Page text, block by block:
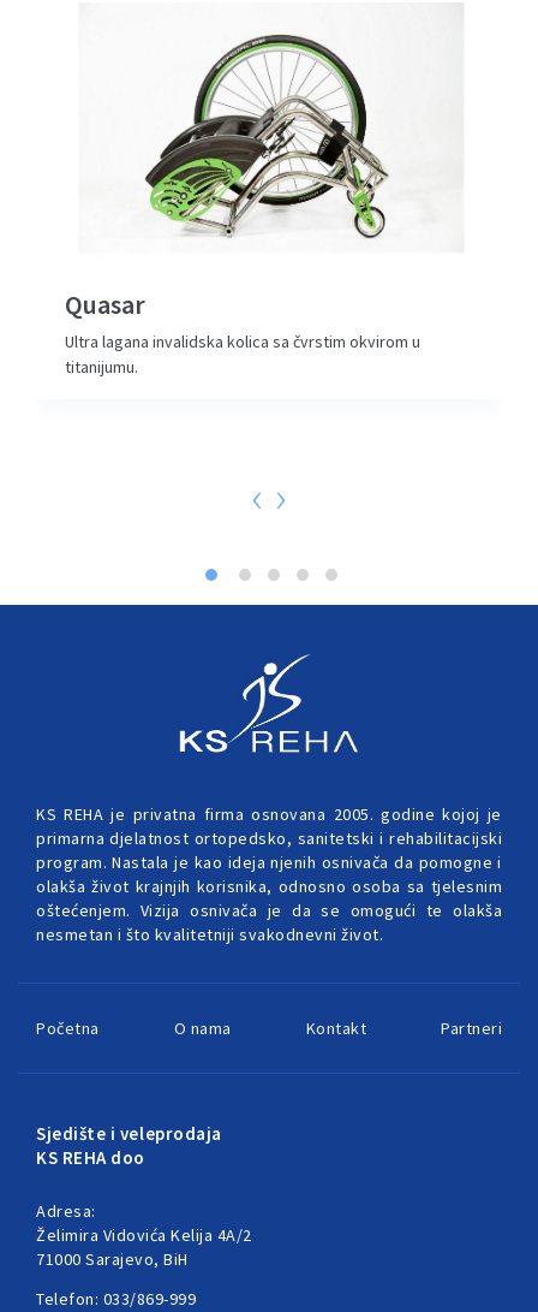
Quasar
Ultra lagana invalidska kolica sa čvrstim okvirom u
titanijumu.
‹ ›
KS REHA je privatna firma osnovana 2005. godine kojoj je
primarna djelatnost ortopedsko, sanitetski i rehabilitacijski
program. Nastala je kao ideja njenih osnivača da pomogne i
olakša život krajnjih korisnika, odnosno osoba sa tjelesnim
oštećenjem. Vizija osnivača je da se omogući te olakša
nesmetan i što kvalitetniji svakodnevni život.
Početna O nama Kontakt Partneri
Sjedište i veleprodaja
KS REHA doo
Adresa:
Želimira Vidovića Kelija 4A/2
71000 Sarajevo, BiH
Telefon: 033/869-999